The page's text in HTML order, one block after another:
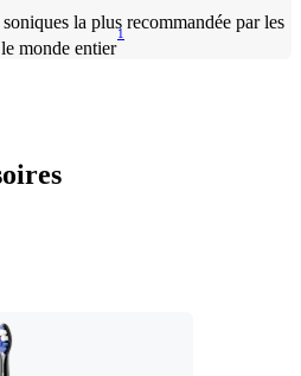
la plus recommandée par les
monde entier
1